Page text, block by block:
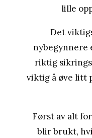
lille
Det
riktig
viktig å øve litt
Først av alt
blir brukt,